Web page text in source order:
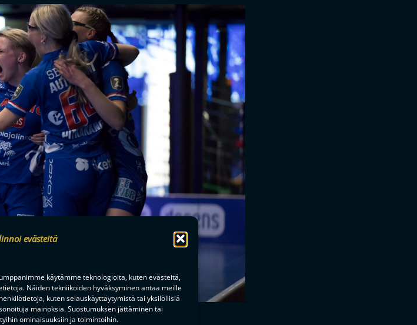
evästeitä
käytämme teknologioita, kuten evästeitä,
Näiden tekniikoiden hyväksyminen antaa meille
kuten selauskäyttäytymistä tai yksilöllisiä
mainoksia. Suostumuksen jättäminen tai
ominaisuuksiin ja toimintoihin.